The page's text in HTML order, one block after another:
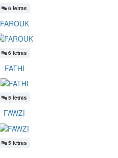
🔤6 letras
FAROUK
🔤6 letras
FATHI
🔤5 letras
FAWZI
🔤5 letras